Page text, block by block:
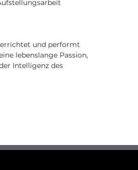
und performt
lebenslange Passion,
Intelligenz des